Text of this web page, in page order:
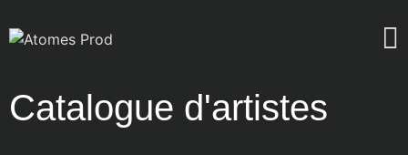
Catalogue d'artistes